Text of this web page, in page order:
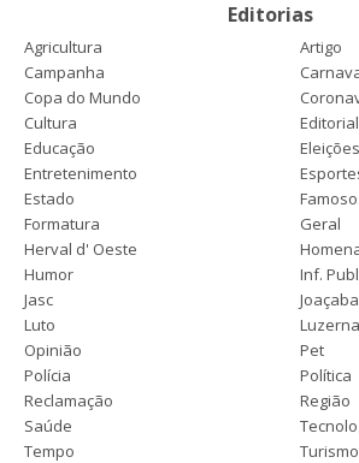
Editorias
Agricultura
Artigo
Campanha
Copa do Mundo
Cultura
Editorial
Educação
Eleições
Entretenimento
Estado
Formatura
Geral
Herval d' Oeste
Humor
Inf.
Jasc
Joaçaba
Luto
Luzerna
Opinião
Pet
Polícia
Política
Reclamação
Região
Saúde
Tempo
Turismo